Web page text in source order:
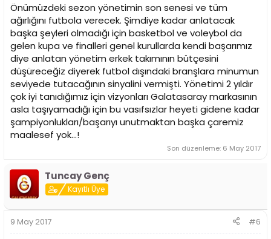
Önümüzdeki sezon yönetimin son senesi ve tüm
ağırlığını futbola verecek. Şimdiye kadar anlatacak
başka şeyleri olmadığı için basketbol ve voleybol da
gelen kupa ve finalleri genel kurullarda kendi başarımız
diye anlatan yönetim erkek takımının bütçesini
düşüreceğiz diyerek futbol dışındaki branşlara minumun
seviyede tutacağının sinyalini vermişti. Yönetimi 2 yıldır
çok iyi tanıdığımız için vizyonları Galatasaray markasının
asla taşıyamadığı için bu vasıfsızlar heyeti gidene kadar
şampiyonlukları/başarıyı unutmaktan başka çaremiz
maalesef yok...!
Son düzenleme: 6 May 2017
Tuncay Genç
Kayıtlı Üye
9 May 2017 #6